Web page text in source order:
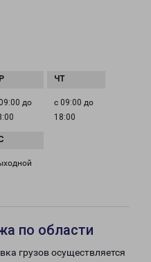
до
с 09:00 до
18:00
по области
грузов осуществляется